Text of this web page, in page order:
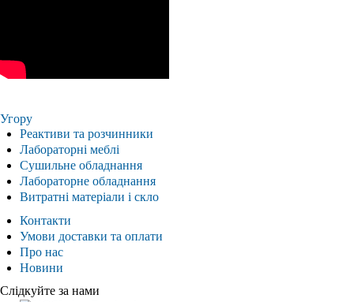
Угору
Реактиви та розчинники
Лабораторні меблі
Сушильне обладнання
Лабораторне обладнання
Витратні матеріали і скло
Контакти
Умови доставки та оплати
Про нас
Новини
Слідкуйте за нами